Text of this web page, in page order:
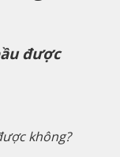
được
không?